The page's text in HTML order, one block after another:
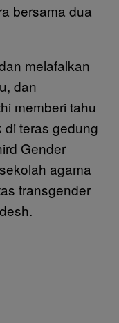
bersama dua
melafalkan
dan
memberi tahu
di teras gedung
Gender
agama
transgender